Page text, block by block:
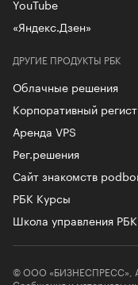
ДРУГИЕ ПРОДУКТЫ РБК
Облачные решения
Корпоративный
Аренда VPS
Рег.решения
Сайт знакомств
РБК Курсы
Школа управления РБК
YouTube
«Яндекс.Дзен»
© ООО «БИЗНЕСПРЕСС»,